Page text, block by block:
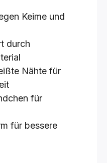
Keime und
durch
Nähte für
für
für bessere